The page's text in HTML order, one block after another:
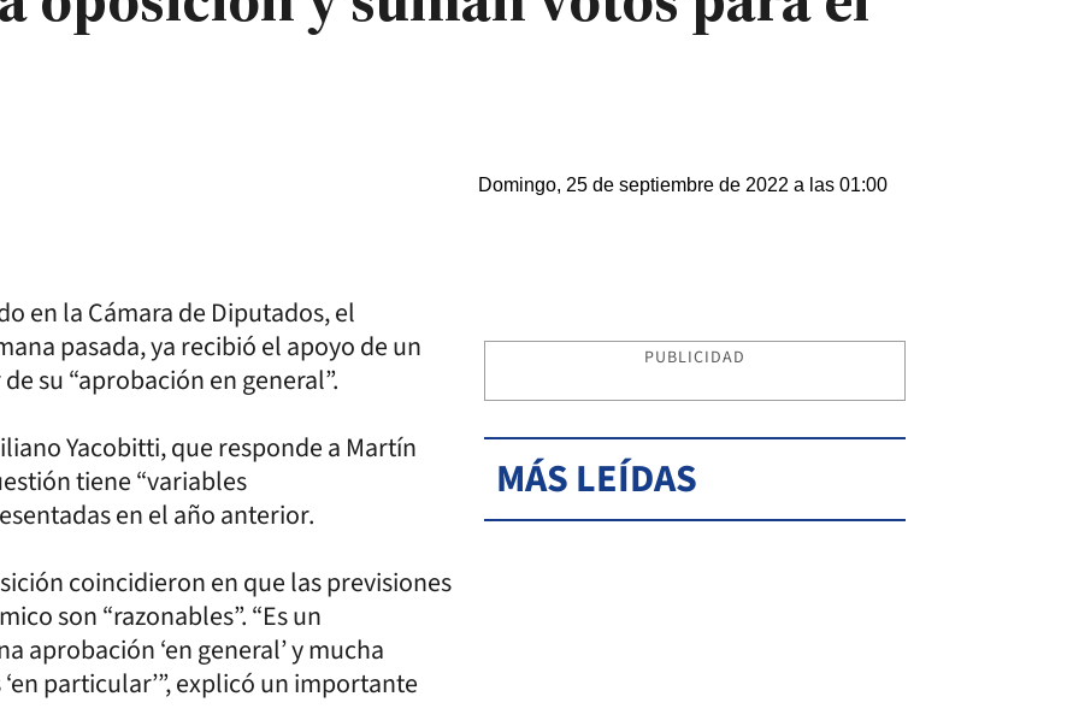
Domingo, 25 de septiembre de 2022 a las 01:00
en la Cámara de Diputados, el
pasada, ya recibió el apoyo de un
su “aprobación en general”.
Yacobitti, que responde a Martín
tiene “variables
en el año anterior.
coincidieron en que las previsiones
son “razonables”. “Es un
aprobación ‘en general’ y mucha
particular’”, explicó un importante
PUBLICIDAD
MÁS LEÍDAS